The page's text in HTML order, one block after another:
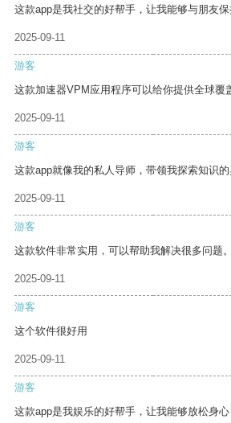
这款app是我社交的好帮手，让我能够与朋友保
2025-09-11
游客
这款加速器VPM应用程序可以给你提供全球覆
2025-09-11
游客
这款app就像我的私人导师，带领我探索知识的
2025-09-11
游客
这款软件非常实用，可以帮助我解决很多问题。
2025-09-11
游客
这个软件很好用
2025-09-11
游客
这款app是我娱乐的好帮手，让我能够放松身心